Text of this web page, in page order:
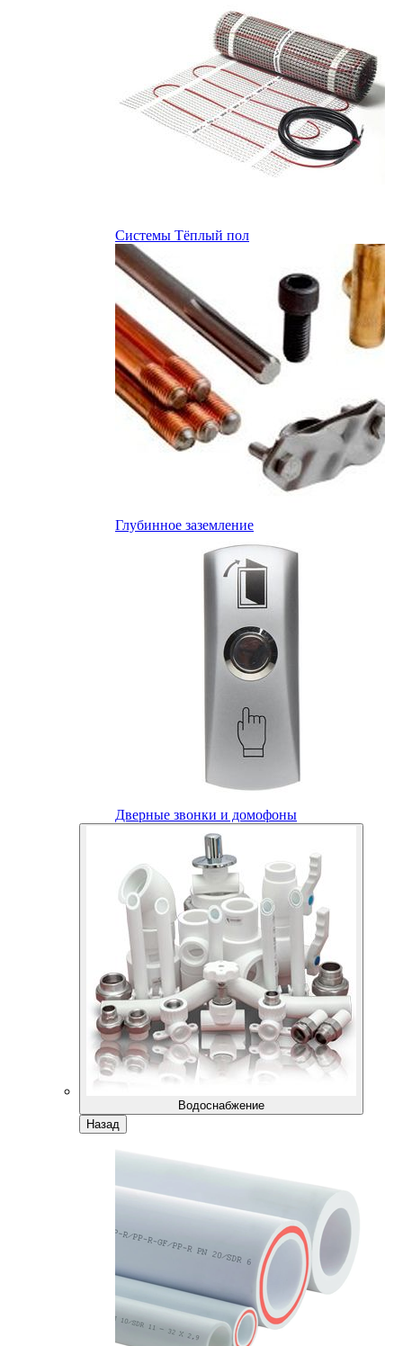
Системы Тёплый пол
Глубинное заземление
Дверные звонки и домофоны
Водоснабжение
Назад